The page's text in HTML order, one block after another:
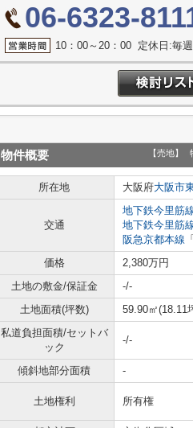
06-6323-
10：00～20：00 定休日:毎
物件概要 【売地】
所在地 大阪府大阪市
交通
地下鉄今里筋
地下鉄今里筋
阪急京都本線 「
価格
2,380万円
土地の敷金/保証金
-/-
土地面積(坪数)
59.90㎡(18.11
私道負担面積/セットバ
ック
-/-
傾斜地部分面積 -
土地権利 所有権